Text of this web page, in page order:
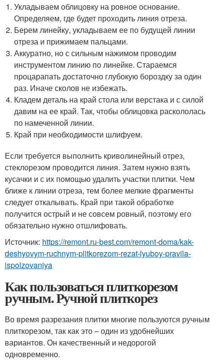
Укладываем облицовку на ровное основание.
Определяем, где будет проходить линия отреза.
Берем линейку, укладываем ее по будущей линии
отреза и прижимаем пальцами.
Аккуратно, но с сильным нажимом проводим
инструментом линию по линейке. Стараемся
процарапать достаточно глубокую бороздку за один
раз. Иначе сколов не избежать.
Кладем деталь на край стола или верстака и с силой
давим на ее край. Так, чтобы облицовка раскололась
по намеченной линии.
Край при необходимости шлифуем.
Если требуется выполнить криволинейный отрез,
стеклорезом проводится линия. Затем нужно взять
кусачки и с их помощью удалить участки плитки. Чем
ближе к линии отреза, тем более мелкие фрагменты
следует откалывать. Край при такой обработке
получится острый и не совсем ровный, поэтому его
обязательно нужно отшлифовать.
Источник: https://remont.ru-best.com/remont-doma/kak-
deshyovym-ruchnym-plitkorezom-rezat-lyuboy-pravila-
ispolzovaniya
Как пользоваться плиткорезом
ручным. Ручной плиткорез
Во время разрезания плитки многие пользуются ручным
плиткорезом, так как это – один из удобнейших
вариантов. Он качественный и недорогой
одновременно.